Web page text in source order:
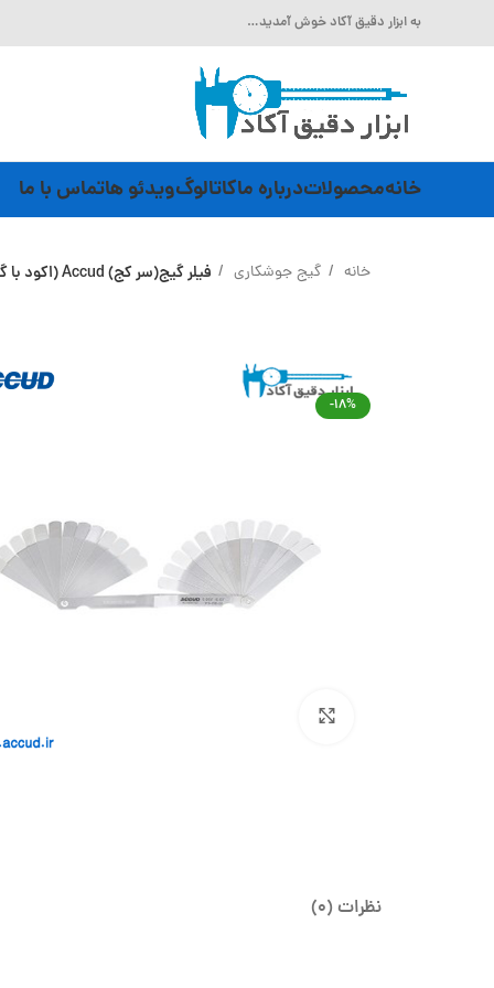
به ابزار دقیق آکاد خوش آمدید…
خانهمحصولاتدرباره ماکاتالوگویدئو هاتماس با ما
خانه گیج جوشکاری فیلر گیج(سر کج) Accud (اکود با گارانتی شرکتی) مدل 919-030-26
-18%
نظرات (0)